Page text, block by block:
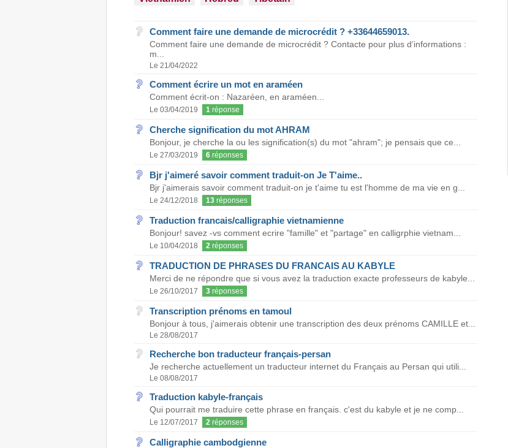
Comment faire une demande de microcrédit ? +33644659013.
Comment faire une demande de microcrédit ? Contacte pour plus d’informations :
m...
Le 21/04/2022
Comment écrire un mot en araméen
Comment écrit-on : Nazaréen, en araméen...
Le 03/04/2019 1réponse
Cherche signification du mot AHRAM
Bonjour, je cherche la ou les signification(s) du mot "ahram"; je pensais que ce...
Le 27/03/2019 6réponses
Bjr j'aimeré savoir comment traduit-on Je T'aime..
Bjr j'aimerais savoir comment traduit-on je t'aime tu est l'homme de ma vie en g...
Le 24/12/2018 13réponses
Traduction francais/calligraphie vietnamienne
Bonjour! savez -vs comment ecrire "famille" et "partage" en calligrphie vietnam...
Le 10/04/2018 2réponses
TRADUCTION DE PHRASES DU FRANCAIS AU KABYLE
Merci de ne répondre que si vous avez la traduction exacte professeurs de kabyle...
Le 26/10/2017 3réponses
Transcription prénoms en tamoul
Bonjour à tous, j'aimerais obtenir une transcription des deux prénoms CAMILLE et...
Le 28/08/2017
Recherche bon traducteur français-persan
Je recherche actuellement un traducteur internet du Français au Persan qui utili...
Le 08/08/2017
Traduction kabyle-français
Qui pourrait me traduire cette phrase en français. c'est du kabyle et je ne comp...
Le 12/07/2017 2réponses
Calligraphie cambodgienne